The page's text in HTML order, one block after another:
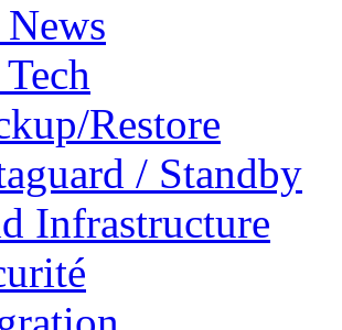
Restore
/ Standby
Infrastructure